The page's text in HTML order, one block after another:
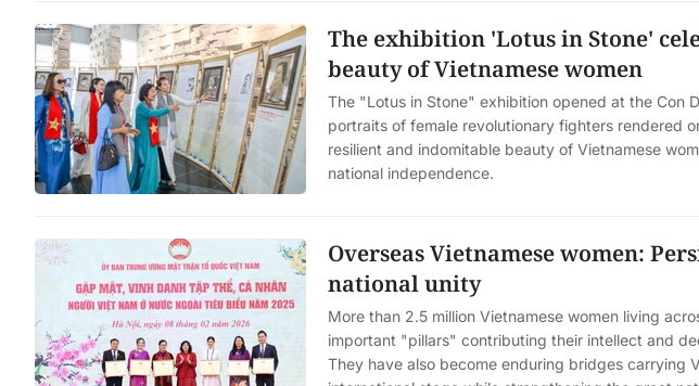
The exhibition 'Lotus in Stone'
beauty of Vietnamese women
The "Lotus in Stone" exhibition opened at the Con
portraits of female revolutionary fighters rendered
resilient and indomitable beauty of Vietnamese
national independence.
Overseas Vietnamese women:
national unity
More than 2.5 million Vietnamese women living
important "pillars" contributing their intellect and
They have also become enduring bridges carrying